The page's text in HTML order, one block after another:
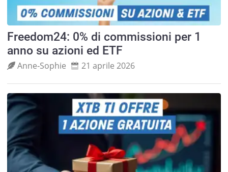
Freedom24: 0% di commissioni per 1
anno su azioni ed ETF
Anne‑Sophie 21 aprile 2026